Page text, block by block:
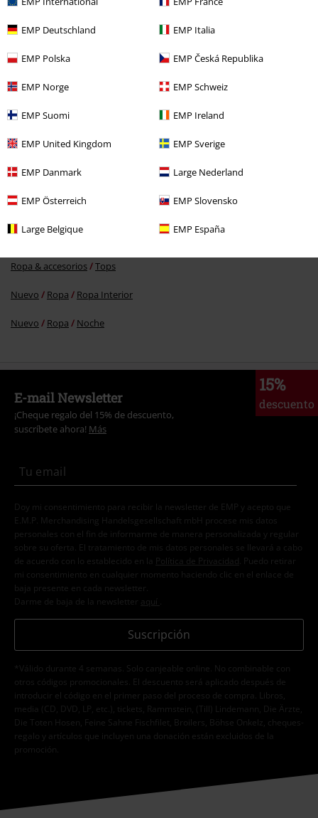
EMP Deutschland EMP Italia
EMP Polska EMP Česká Republika
EMP Norge EMP Schweiz
EMP Suomi EMP Ireland
EMP United Kingdom EMP Sverige
EMP Danmark Large Nederland
EMP Österreich EMP Slovensko
Large Belgique EMP España
PVPRDesde
Ropa & accesorios Ropa interior
Ropa & accesorios Pyjamas
Ropa & accesorios Tops
Nuevo Ropa Ropa Interior
Nuevo Ropa Noche
15%
descuento
E-mail Newsletter
¡Cheque regalo del 15% de descuento,
suscríbete ahora! Más
Doy mi consentimiento para recibir la newsletter de EMP y acepto que
E.M.P. Merchandising Handelsgesellschaft mbH procese mis datos
personales con el fin de informarme de manera personalizada y regular
sobre su oferta. El tratamiento de mis datos personales se llevará a cabo
de acuerdo con lo establecido en la
Política de Privacidad . Puedo retirar
mi consentimiento en cualquier momento haciendo clic en el enlace de
baja presente en cada newsletter.
Darme de baja de la newsletter
aquí
Suscripción
*Válido durante 4 semanas. Solo canjeable online. No combinable con
otros códigos promocionales. El descuento será aplicado después de
introducir el código en el primer paso del proceso de compra. Libros,
media (CD, DVD, LP, etc.), tickets, Rammstein, (Till) Lindemann, Die Ärzte,
Die Toten Hosen, Feine Sahne Fischfilet, Broilers, Böhse Onkelz, cheques-
regalo y artículos que incluyen una donación están excluidos de la
promoción.